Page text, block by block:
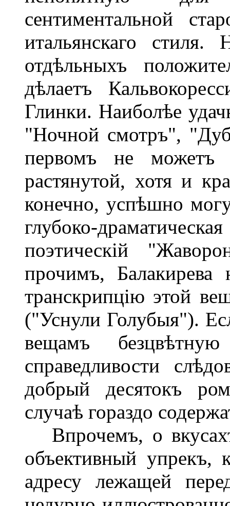
сентиментальной
итальянскаго
отдѣльныхъ
дѣлаетъ
Глинки. Наиболѣе
"Ночной смотръ",
первомъ не
растянутой, хотя и
конечно, успѣшно
глубоко-
поэтическій
прочимъ, Балакирева
транскрипцію этой
("Уснули Голубыя").
вещамъ
справедливости
добрый десятокъ
случаѣ гораздо
Впрочемъ, о
объективный упрекъ,
адресу лежащей